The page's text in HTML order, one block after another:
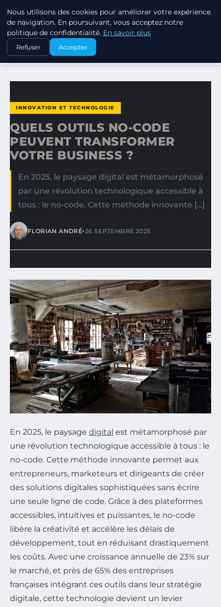
MARKETING STRATEGIQUE
ACCUEIL
INNOVATION ET TECHNOLOGIE
QUELS OUTILS NO-CODE PEUVENT TRANSFORMER VOTRE…
INNOVATION ET TECHNOLOGIE
QUELS OUTILS NO-CODE
PEUVENT TRANSFORMER
VOTRE BUSINESS ?
En 2025, le paysage digital est métamorphosé
par une révolution technologique accessible à
tous : le no-code. Cette méthode innovante […]
FLORIAN ANDRÉ•26 SEPTEMBRE 2025
En 2025, le paysage digital est métamorphosé par
une révolution technologique accessible à tous : le
no-code. Cette méthode innovante permet aux
entrepreneurs, marketeurs et dirigeants de créer
des solutions digitales sophistiquées sans écrire
une seule ligne de code. Grâce à des plateformes
accessibles, intuitives et puissantes, le no-code
libère la créativité et accélère les délais de
développement, tout en réduisant drastiquement
les coûts. Avec une croissance annuelle de 23% sur
le marché, et près de 65% des entreprises
françaises intégrant ces outils dans leur stratégie
digitale, cette technologie devient un levier
Nous utilisons des cookies pour améliorer votre expérience
de navigation. En poursuivant, vous acceptez notre
politique de confidentialité. En savoir plus
Refuser Accepter